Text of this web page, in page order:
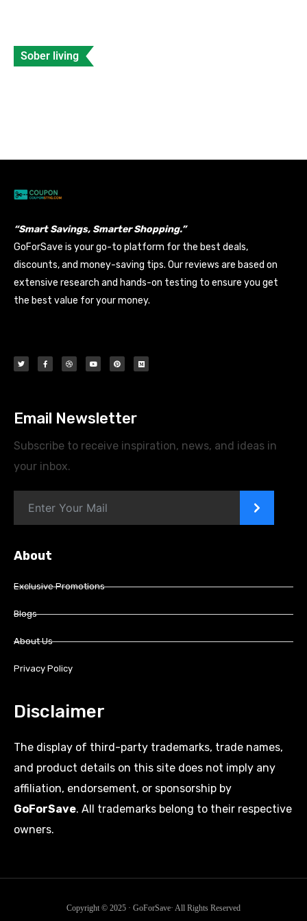
Sober living
“Smart Savings, Smarter Shopping.”
GoForSave is your go-to platform for the best deals,
discounts, and money-saving tips. Our reviews are based on
extensive research and hands-on testing to ensure you get
the best value for your money.
Email Newsletter
Subscribe to receive inspiration, news, and ideas in
your inbox.
>
About
Exclusive Promotions
Blogs
About Us
Privacy Policy
Disclaimer
The display of third-party trademarks, trade names,
and product details on this site does not imply any
affiliation, endorsement, or sponsorship by
GoForSave. All trademarks belong to their respective
owners.
Copyright © 2025 · GoForSave· All Rights Reserved